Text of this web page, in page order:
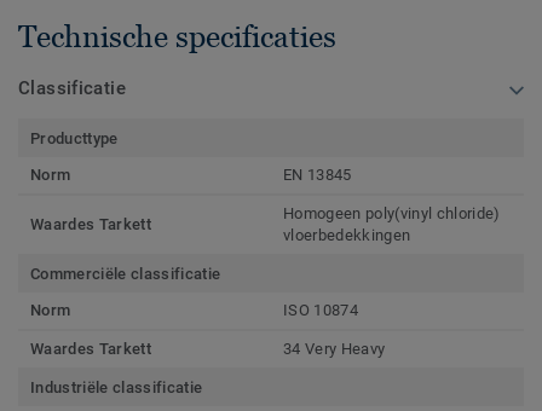
Technische specificaties
Classificatie
Producttype
Norm
EN 13845
Waardes Tarkett
Homogeen poly(vinyl chloride)
vloerbedekkingen
Commerciële classificatie
Norm
ISO 10874
Waardes Tarkett 34 Very Heavy
Industriële classificatie